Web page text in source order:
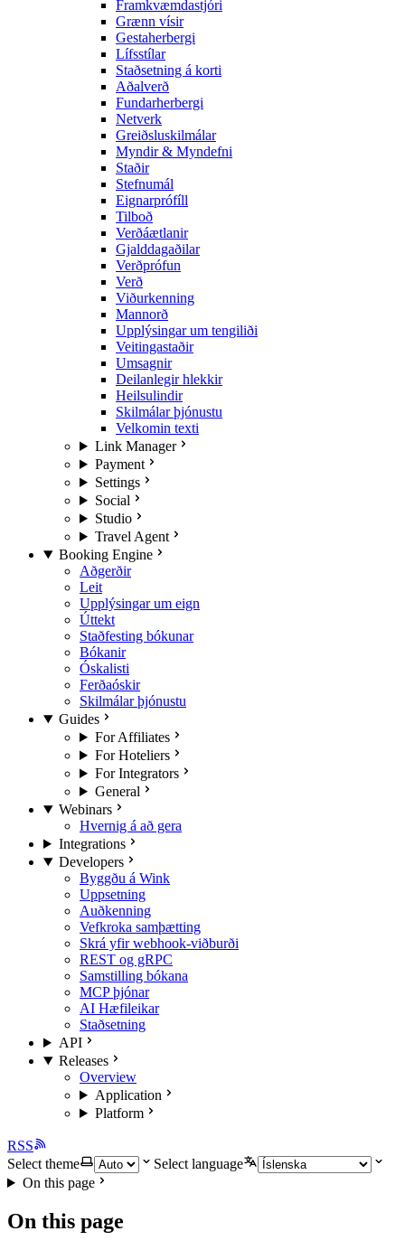
Framkvæmdastjóri
Grænn vísir
Gestaherbergi
Lífsstílar
Staðsetning á korti
Aðalverð
Fundarherbergi
Netverk
Greiðsluskilmálar
Myndir & Myndefni
Staðir
Stefnumál
Eignarprófíll
Tilboð
Verðáætlanir
Gjalddagaðilar
Verðprófun
Verð
Viðurkenning
Mannorð
Upplýsingar um tengiliði
Veitingastaðir
Umsagnir
Deilanlegir hlekkir
Heilsulindir
Skilmálar þjónustu
Velkomin texti
Link Manager
Payment
Settings
Social
Studio
Travel Agent
Booking Engine
Aðgerðir
Leit
Upplýsingar um eign
Úttekt
Staðfesting bókunar
Bókanir
Óskalisti
Ferðaóskir
Skilmálar þjónustu
Guides
For Affiliates
For Hoteliers
For Integrators
General
Webinars
Hvernig á að gera
Integrations
Developers
Byggðu á Wink
Uppsetning
Auðkenning
Vefkroka samþætting
Skrá yfir webhook-viðburði
REST og gRPC
Samstilling bókana
MCP þjónar
AI Hæfileikar
Staðsetning
API
Releases
Overview
Application
Platform
RSS
Select theme
Select language
On this page
On this page